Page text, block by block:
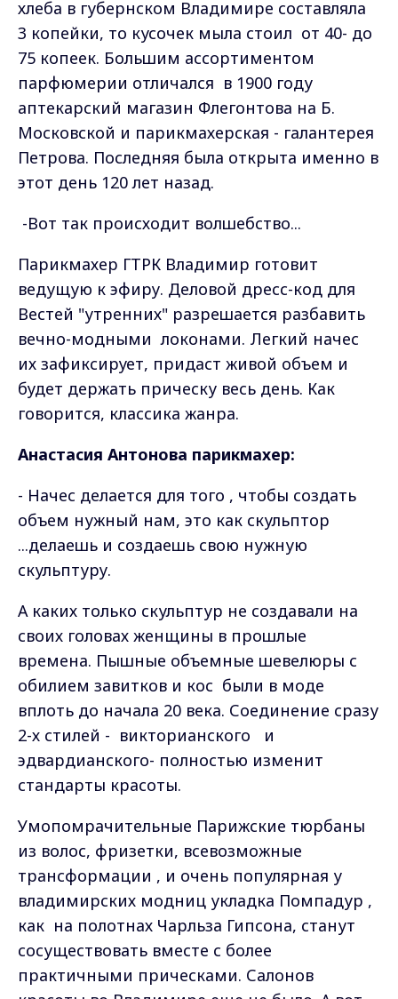
хлеба в губернском Владимире составляла
3 копейки, то кусочек мыла стоил от 40- до
75 копеек. Большим ассортиментом
парфюмерии отличался в 1900 году
аптекарский магазин Флегонтова на Б.
Московской и парикмахерская - галантерея
Петрова. Последняя была открыта именно в
этот день 120 лет назад.
-Вот так происходит волшебство...
Парикмахер ГТРК Владимир готовит
ведущую к эфиру. Деловой дресс-код для
Вестей "утренних" разрешается разбавить
вечно-модными локонами. Легкий начес
их зафиксирует, придаст живой объем и
будет держать прическу весь день. Как
говорится, классика жанра.
Анастасия Антонова парикмахер:
- Начес делается для того , чтобы создать
объем нужный нам, это как скульптор
...делаешь и создаешь свою нужную
скульптуру.
А каких только скульптур не создавали на
своих головах женщины в прошлые
времена. Пышные объемные шевелюры с
обилием завитков и кос были в моде
вплоть до начала 20 века. Соединение сразу
2-х стилей - викторианского
и
эдвардианского- полностью изменит
стандарты красоты.
Умопомрачительные Парижские тюрбаны
из волос, фризетки, всевозможные
трансформации , и очень популярная у
владимирских модниц укладка Помпадур ,
как на полотнах Чарльза Гипсона, станут
сосуществовать вместе с более
практичными прическами. Салонов